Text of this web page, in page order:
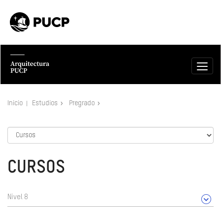
Inicio Estudios Pregrado
CURSOS
Nivel 8